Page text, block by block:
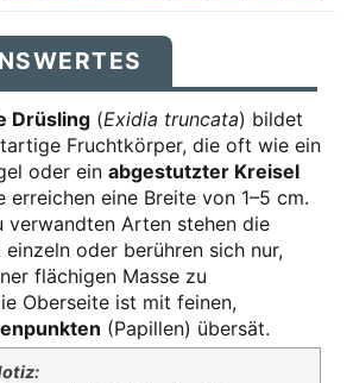
Drüsling (Exidia truncata) bildet
Fruchtkörper, die oft wie ein
oder ein abgestutzter Kreisel
erreichen eine Breite von 1–5 cm.
verwandten Arten stehen die
oder berühren sich nur,
flächigen Masse zu
Oberseite ist mit feinen,
(Papillen) übersät.